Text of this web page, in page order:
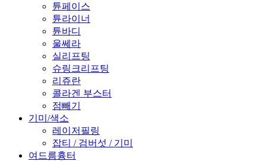
튠페이스
튠라이너
튠바디
울쎄라
실리프팅
슈링크리프팅
리쥬란
콜라겐 부스터
점빼기
기미/색소
레이저필링
잡티 / 검버섯 / 기미
여드름흉터